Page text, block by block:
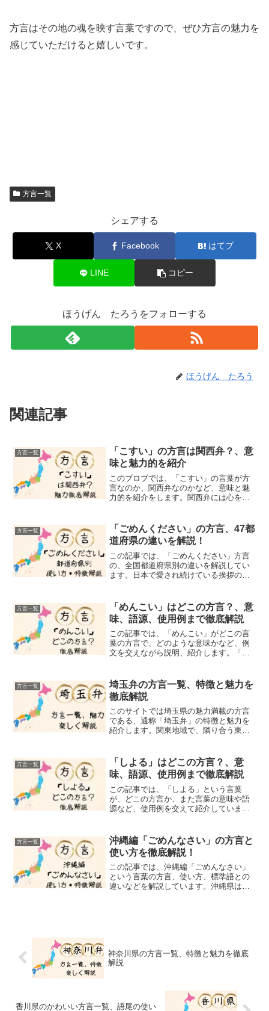
方言はその地の魂を映す言葉ですので、ぜひ方言の魅力を
感じていただけると嬉しいです。
方言一覧
シェアする
X Facebook はてブ
LINE コピー
ほうげん たろうをフォローする
ほうげん たろう
関連記事
方言一覧
「こすい」の方言は関西弁？、意
味と魅力的を紹介
このブロブでは、「こすい」の言葉が方
言なのか、関西弁なのかなど、意味と魅
力的を紹介をします。関西弁には心を動
常生活の様々なシーンで使われる興味深
い言葉の一つです。「こす...
方言一覧
「ごめんください」の方言、47都
道府県の違いを解説！
この記事では、「ごめんください」方言
の、全国都道府県別の違いを解説してい
ます。日本で愛され続けている挨拶の言
語の表現は、地域によって様々な方言バ
リエーションがあることを...
方言一覧
「めんこい」はどこの方言？、意
味、語源、使用例まで徹底解説
この記事では、「めんこい」がどこの言
葉の方言で、どのような意味かなど、例
文を交えながら説明、紹介します。「め
て知られるこの言葉は、単なる「かわい
い」以上の意味を持ってい...
方言一覧
埼玉弁の方言一覧、特徴と魅力を
徹底解説
このサイトでは埼玉県の魅力満載の方言
である、通称「埼玉弁」の特徴と魅力を
紹介します。関東地域で、隣り合う東京
ユニークな表現をクローズアップしま
す。若い世代の地元民も使わな...
方言一覧
「しよる」はどこの方言？、意
味、語源、使用例まで徹底解説
この記事では、「しよる」という言葉
が、どこの方言か、また言葉の意味や語
源など、使用例を交えて紹介していま
葉は西日本でも、特に四国や九州の方な
ら日常的に使う言葉なんですが...
方言一覧
沖縄編「ごめんなさい」の方言と
使い方を徹底解説！
この記事では、沖縄編「ごめんなさい」
という言葉の方言、使い方、標準語との
違いなどを解説しています。沖縄県は独
神奈川県の方言一覧、特徴と魅力を徹底
解説
香川県のかわいい方言一覧、語尾の使い